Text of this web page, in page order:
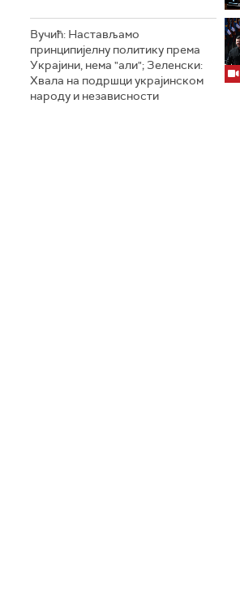
Вучић: Настављамо
принципијелну политику према
Украјини, нема "али"; Зеленски:
Хвала на подршци украјинском
народу и независности